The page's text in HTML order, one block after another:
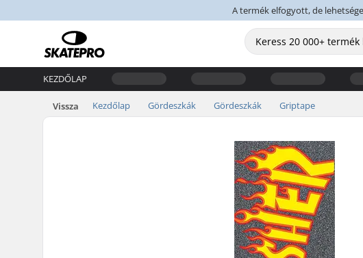
A termék elfogyott, de
KEZDŐLAP
Vissza Kezdőlap Gördeszkák Gördeszkák Griptape